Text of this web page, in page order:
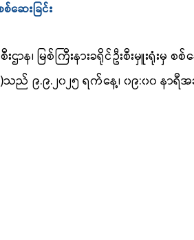
ေးခြင်း
ဌာန၊ မြစ်ကြီးနားခရိုင်ဦးစီးမှူးရုံးမှ စ
)သည် ၉.၉.၂၀၂၅ ရက်နေ့၊ ၀၉:၀၀ နာရီအ